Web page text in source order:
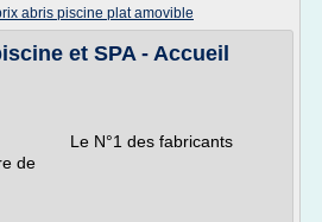
abris piscine plat amovible
et SPA - Accueil
N°1 des fabricants
de